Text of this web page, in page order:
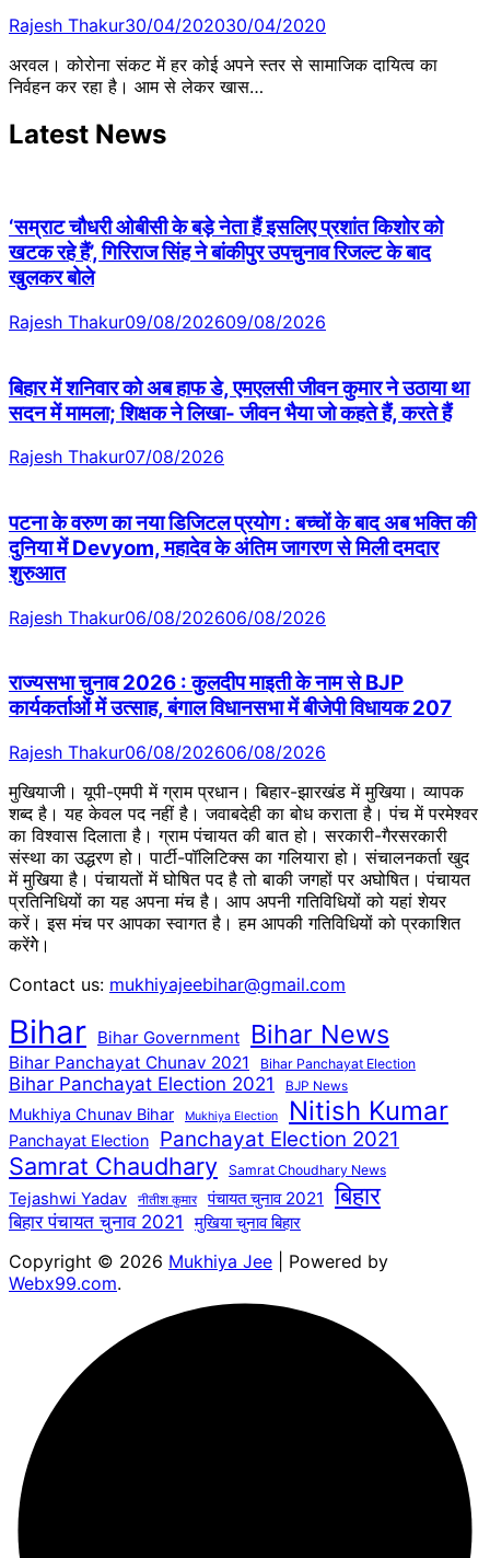
Rajesh Thakur30/04/202030/04/2020
अरवल। कोरोना संकट में हर कोई अपने स्तर से सामाजिक दायित्व का
निर्वहन कर रहा है। आम से लेकर खास…
Latest News
‘सम्राट चौधरी ओबीसी के बड़े नेता हैं इसलिए प्रशांत किशोर को
खटक रहे हैं’, गिरिराज सिंह ने बांकीपुर उपचुनाव रिजल्ट के बाद
खुलकर बोले
Rajesh Thakur09/08/202609/08/2026
बिहार में शनिवार को अब हाफ डे, एमएलसी जीवन कुमार ने उठाया था
सदन में मामला; शिक्षक ने लिखा- जीवन भैया जो कहते हैं, करते हैं
Rajesh Thakur07/08/2026
पटना के वरुण का नया डिजिटल प्रयोग : बच्चों के बाद अब भक्ति की
दुनिया में Devyom, महादेव के अंतिम जागरण से मिली दमदार
शुरुआत
Rajesh Thakur06/08/202606/08/2026
राज्यसभा चुनाव 2026 : कुलदीप माइती के नाम से BJP
कार्यकर्ताओं में उत्साह, बंगाल विधानसभा में बीजेपी विधायक 207
Rajesh Thakur06/08/202606/08/2026
मुखियाजी। यूपी-एमपी में ग्राम प्रधान। बिहार-झारखंड में मुखिया। व्यापक
शब्द है। यह केवल पद नहीं है। जवाबदेही का बोध कराता है। पंच में परमेश्वर
का विश्वास दिलाता है। ग्राम पंचायत की बात हो। सरकारी-गैरसरकारी
संस्था का उद्धरण हो। पार्टी-पॉलिटिक्स का गलियारा हो। संचालनकर्ता खुद
में मुखिया है। पंचायतों में घोषित पद है तो बाकी जगहों पर अघोषित। पंचायत
प्रतिनिधियों का यह अपना मंच है। आप अपनी गतिविधियों को यहां शेयर
करें। इस मंच पर आपका स्वागत है। हम आपकी गतिविधियों को प्रकाशित
करेंगेे।
Contact us: mukhiyajeebihar@gmail.com
Bihar Bihar Government Bihar News
Bihar Panchayat Chunav 2021 Bihar Panchayat Election
Bihar Panchayat Election 2021 BJP News
Mukhiya Chunav Bihar Mukhiya Election Nitish Kumar
Panchayat Election Panchayat Election 2021
Samrat Chaudhary Samrat Choudhary News
Tejashwi Yadav नीतीश कुमार पंचायत चुनाव 2021 बिहार
बिहार पंचायत चुनाव 2021 मुखिया चुनाव बिहार
Copyright © 2026 Mukhiya Jee | Powered by
Webx99.com.